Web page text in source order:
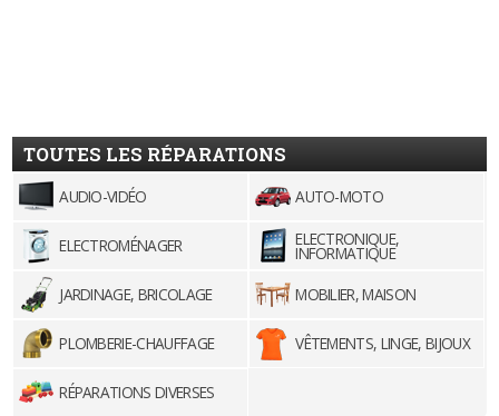
TOUTES LES RÉPARATIONS
AUDIO-VIDÉO AUTO-MOTO
ELECTROMÉNAGER ELECTRONIQUE,
INFORMATIQUE
JARDINAGE, BRICOLAGE
MOBILIER, MAISON
PLOMBERIE-CHAUFFAGE VÊTEMENTS, LINGE, BIJOUX
RÉPARATIONS DIVERSES